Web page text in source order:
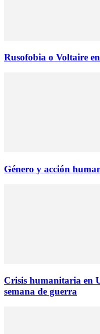
Rusofobia o Voltaire
Género y acción
Crisis humanitaria en
semana de guerra